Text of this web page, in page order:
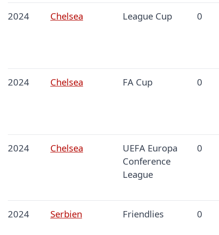
2024 Chelsea League Cup 0
2024 Chelsea FA Cup 0
2024 Chelsea
UEFA Europa
Conference
League
0
2024 Serbien Friendlies 0